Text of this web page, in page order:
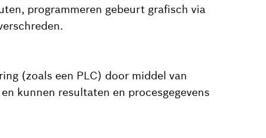
programmeren gebeurt grafisch via
(zoals een PLC) door middel van
kunnen resultaten en procesgegevens